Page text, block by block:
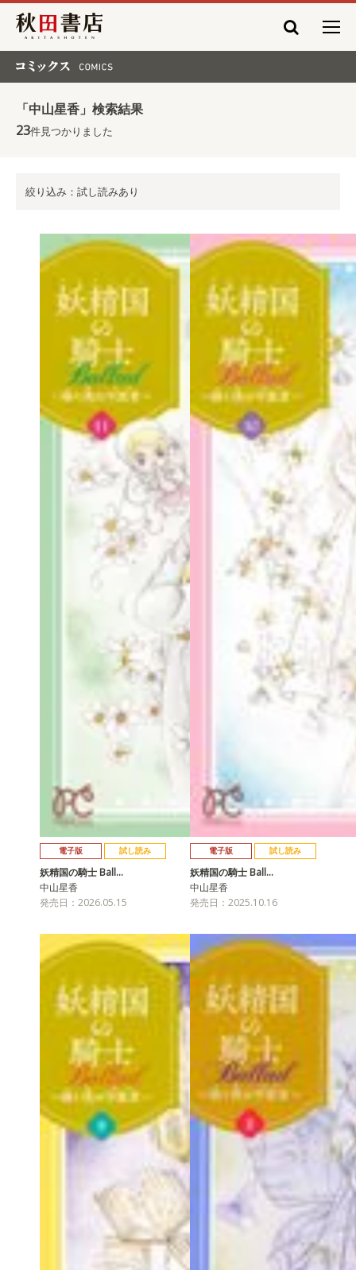
秋田書店
「中山星香」検索結果
23件見つかりました
絞り込み：試し読みあり
電子版 試し読み
妖精国の騎士 Ball…
中山星香
発売日：2026.05.15
電子版 試し読み
妖精国の騎士 Ball…
中山星香
発売日：2025.10.16